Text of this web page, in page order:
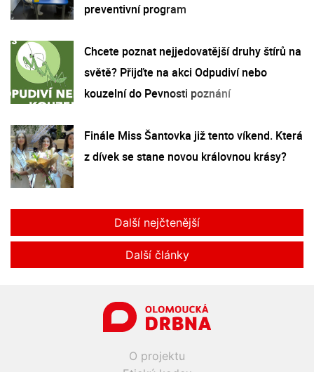
preventivní program
Chcete poznat nejjedovatější druhy štírů na
světě? Přijďte na akci Odpudiví nebo
kouzelní do Pevnosti poznání
Finále Miss Šantovka již tento víkend. Která
z dívek se stane novou královnou krásy?
Další nejčtenější
Další články
O projektu